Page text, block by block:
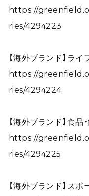
https://
ries/4294223
【海外ブランド】ライ
https://
ries/4294224
【海外ブランド】食品
https://
ries/4294225
【海外ブランド】ス